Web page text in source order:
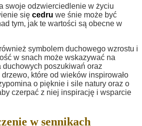
swoje odzwierciedlenie w życiu
się cedru we śnie może być
tym, jak te wartości są obecne w
symbolem duchowego wzrostu i
w snach może wskazywać na
duchowych poszukiwań oraz
które od wieków inspirowało
o pięknie i sile natury oraz o
czerpać z niej inspirację i wsparcie
w sennikach